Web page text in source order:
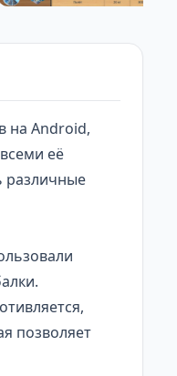
на Android,
её
различные
позволяет